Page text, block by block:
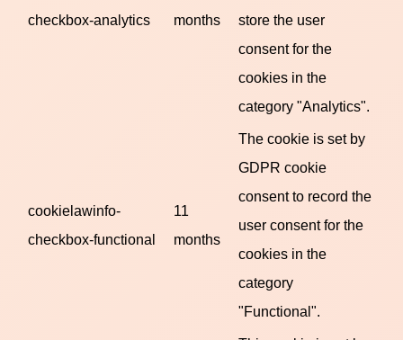
checkbox-analytics
months
store the user
consent for the
cookies in the
category "Analytics".
cookielawinfo-
checkbox-functional
11
months
The cookie is set by
GDPR cookie
consent to record the
user consent for the
cookies in the
category
"Functional".